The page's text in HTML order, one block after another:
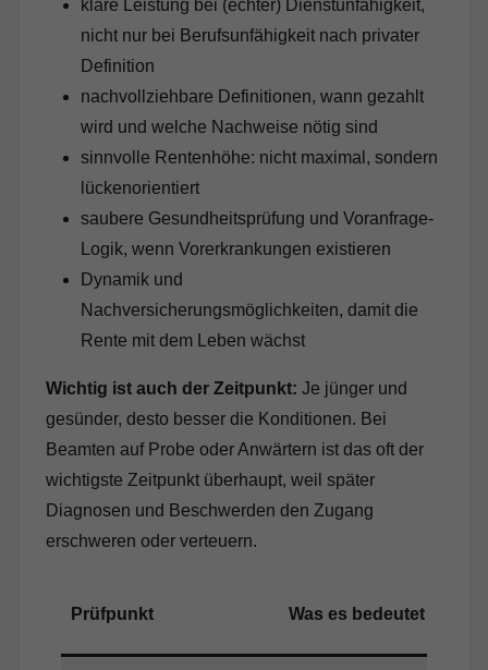
klare Leistung bei (echter) Dienstunfähigkeit,
nicht nur bei Berufsunfähigkeit nach privater
Definition
nachvollziehbare Definitionen, wann gezahlt
wird und welche Nachweise nötig sind
sinnvolle Rentenhöhe: nicht maximal, sondern
lückenorientiert
saubere Gesundheitsprüfung und Voranfrage-
Logik, wenn Vorerkrankungen existieren
Dynamik und
Nachversicherungsmöglichkeiten, damit die
Rente mit dem Leben wächst
Wichtig ist auch der Zeitpunkt: Je jünger und
gesünder, desto besser die Konditionen. Bei
Beamten auf Probe oder Anwärtern ist das oft der
wichtigste Zeitpunkt überhaupt, weil später
Diagnosen und Beschwerden den Zugang
erschweren oder verteuern.
Prüfpunkt Was es bedeutet